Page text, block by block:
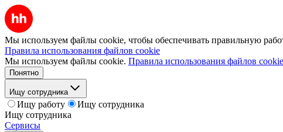
Мы используем файлы cookie, чтобы обеспечивать правильную
Правила использования файлов cookie
Мы используем файлы cookie. Правила использования файлов cookie
Понятно
Ищу сотрудника
Ищу работу
Ищу сотрудника
Ищу сотрудника
Сервисы